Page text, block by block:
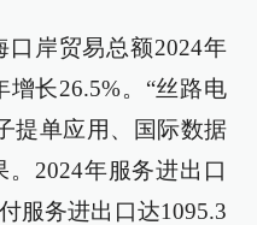
岸贸易总额2024年
增长26.5%。“丝路电
提单应用、国际数据
2024年服务进出口
服务进出口达1095.3